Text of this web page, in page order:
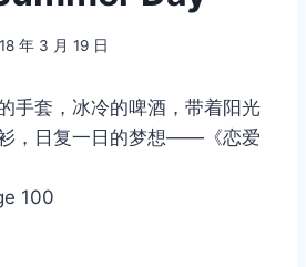
年 3 月 19 日
手套，冰冷的啤酒，带着阳光
，日复一日的梦想——《恋爱
100